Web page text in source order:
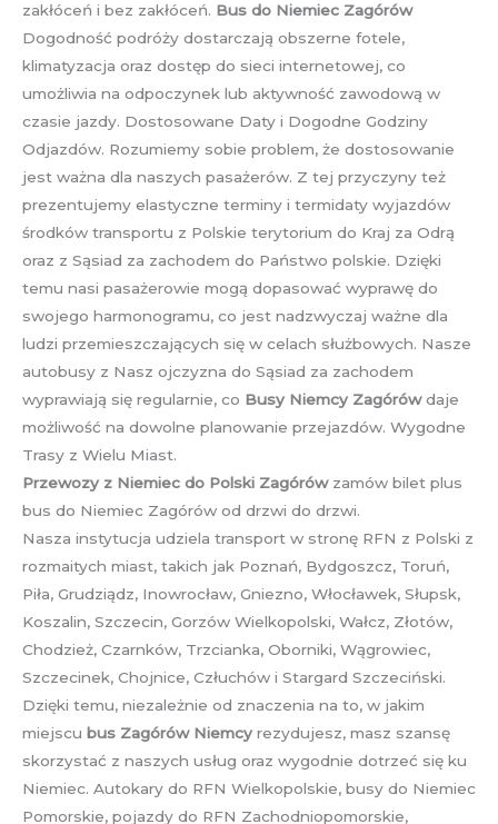
zakłóceń i bez zakłóceń. Bus do Niemiec Zagórów
Dogodność podróży dostarczają obszerne fotele,
klimatyzacja oraz dostęp do sieci internetowej, co
umożliwia na odpoczynek lub aktywność zawodową w
czasie jazdy. Dostosowane Daty i Dogodne Godziny
Odjazdów. Rozumiemy sobie problem, że dostosowanie
jest ważna dla naszych pasażerów. Z tej przyczyny też
prezentujemy elastyczne terminy i termidaty wyjazdów
środków transportu z Polskie terytorium do Kraj za Odrą
oraz z Sąsiad za zachodem do Państwo polskie. Dzięki
temu nasi pasażerowie mogą dopasować wyprawę do
swojego harmonogramu, co jest nadzwyczaj ważne dla
ludzi przemieszczających się w celach służbowych. Nasze
autobusy z Nasz ojczyzna do Sąsiad za zachodem
wyprawiają się regularnie, co Busy Niemcy Zagórówdaje
możliwość na dowolne planowanie przejazdów. Wygodne
Trasy z Wielu Miast.
Przewozy z Niemiec do Polski Zagórówzamów bilet plus
bus do Niemiec Zagórów od drzwi do drzwi.
Nasza instytucja udziela transport w stronę RFN z Polski z
rozmaitych miast, takich jak Poznań, Bydgoszcz, Toruń,
Piła, Grudziądz, Inowrocław, Gniezno, Włocławek, Słupsk,
Koszalin, Szczecin, Gorzów Wielkopolski, Wałcz, Złotów,
Chodzież, Czarnków, Trzcianka, Oborniki, Wągrowiec,
Szczecinek, Chojnice, Człuchów i Stargard Szczeciński.
Dzięki temu, niezależnie od znaczenia na to, w jakim
miejscu bus Zagórów Niemcy rezydujesz, masz szansę
skorzystać z naszych usług oraz wygodnie dotrzeć się ku
Niemiec. Autokary do RFN Wielkopolskie, busy do Niemiec
Pomorskie, pojazdy do RFN Zachodniopomorskie,